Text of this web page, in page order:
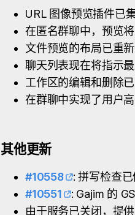
URL 图像预览插件已
在匿名群聊中，预览将
文件预览的布局已重
聊天列表现在将指示
工作区的编辑和删除
在群聊中实现了用户
其他更新
#10558
: 拼写检查
#10551
: Gajim 的
由于服务已关闭，提